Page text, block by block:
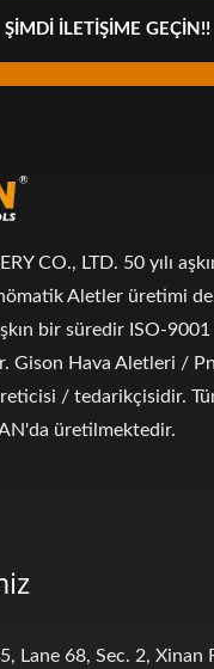
ŞIMDI İLETIŞIME GEÇIN!!
CO., LTD. 50 yılı
Aletler üretimi
bir süredir ISO-
Gison Hava Aletleri /
/ tedarikçisidir.
üretilmektedir.
Lane 68, Sec. 2, Xinan